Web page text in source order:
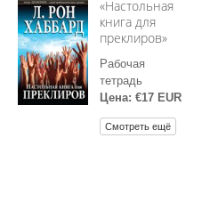
«Настольная
книга для
преклиров»
Рабочая
тетрадь
Цена: €17 EUR
Смотреть ещё